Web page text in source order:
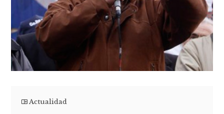
Actualidad